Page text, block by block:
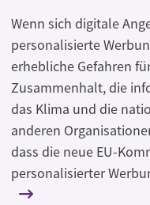
Wenn sich digitale
personalisierte
erhebliche Gefahren
Zusammenhalt, die
das Klima und die
anderen
dass die neue EU-
personalisierter